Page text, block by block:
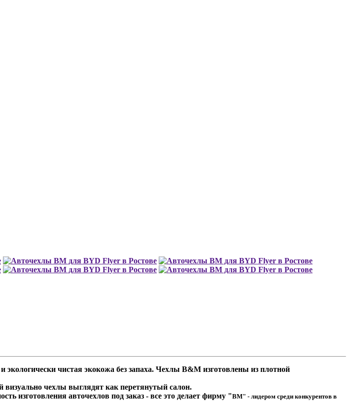
чистая экокожа без запаха. Чехлы B&M изготовлены из плотной
визуально чехлы выглядят как перетянутый салон.
изготовления авточехлов под заказ - все это делает фирму "BM" - лидером среди конкурентов в